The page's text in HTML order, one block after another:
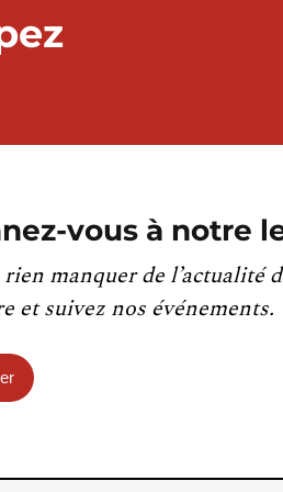
vous à notre
manquer de l’actualité
et suivez nos événements.